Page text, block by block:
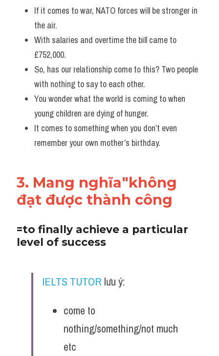
If it comes to war, NATO forces will be stronger in
the air.
With salaries and overtime the bill came to
£752,000.
So, has our relationship come to this? Two people
with nothing to say to each other.
You wonder what the world is coming to when
young children are dying of hunger.
It comes to something when you don’t even
remember your own mother’s birthday.
3. Mang nghĩa"không
đạt được thành công
=to finally achieve a particular
level of success
IELTS TUTOR lưu ý:
come to
nothing/something/not much
etc